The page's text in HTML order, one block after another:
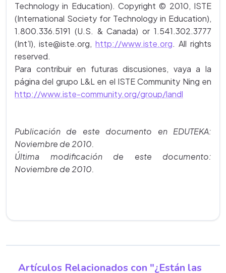
Technology in Education). Copyright © 2010, ISTE
(International Society for Technology in Education),
1.800.336.5191 (U.S. & Canada) or 1.541.302.3777
(Int’l), iste@iste.org, http://www.iste.org. All rights
reserved.
Para contribuir en futuras discusiones, vaya a la
página del grupo L&L en el ISTE Community Ning en
http://www.iste-community.org/group/landl
Publicación de este documento en EDUTEKA:
Noviembre de 2010.
Última modificación de este documento:
Noviembre de 2010.
Artículos Relacionados con "¿Están las